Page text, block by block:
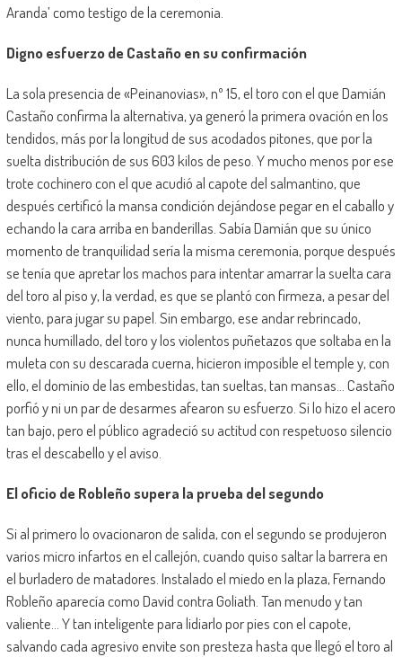
Aranda’ como testigo de la ceremonia.
Digno esfuerzo de Castaño en su confirmación
La sola presencia de «Peinanovias», nº 15, el toro con el que Damián
Castaño confirma la alternativa, ya generó la primera ovación en los
tendidos, más por la longitud de sus acodados pitones, que por la
suelta distribución de sus 603 kilos de peso. Y mucho menos por ese
trote cochinero con el que acudió al capote del salmantino, que
después certificó la mansa condición dejándose pegar en el caballo y
echando la cara arriba en banderillas. Sabía Damián que su único
momento de tranquilidad sería la misma ceremonia, porque después
se tenía que apretar los machos para intentar amarrar la suelta cara
del toro al piso y, la verdad, es que se plantó con firmeza, a pesar del
viento, para jugar su papel. Sin embargo, ese andar rebrincado,
nunca humillado, del toro y los violentos puñetazos que soltaba en la
muleta con su descarada cuerna, hicieron imposible el temple y, con
ello, el dominio de las embestidas, tan sueltas, tan mansas… Castaño
porfió y ni un par de desarmes afearon su esfuerzo. Si lo hizo el acero
tan bajo, pero el público agradeció su actitud con respetuoso silencio
tras el descabello y el aviso.
El oficio de Robleño supera la prueba del segundo
Si al primero lo ovacionaron de salida, con el segundo se produjeron
varios micro infartos en el callejón, cuando quiso saltar la barrera en
el burladero de matadores. Instalado el miedo en la plaza, Fernando
Robleño aparecía como David contra Goliath. Tan menudo y tan
valiente… Y tan inteligente para lidiarlo por pies con el capote,
salvando cada agresivo envite son presteza hasta que llegó el toro al